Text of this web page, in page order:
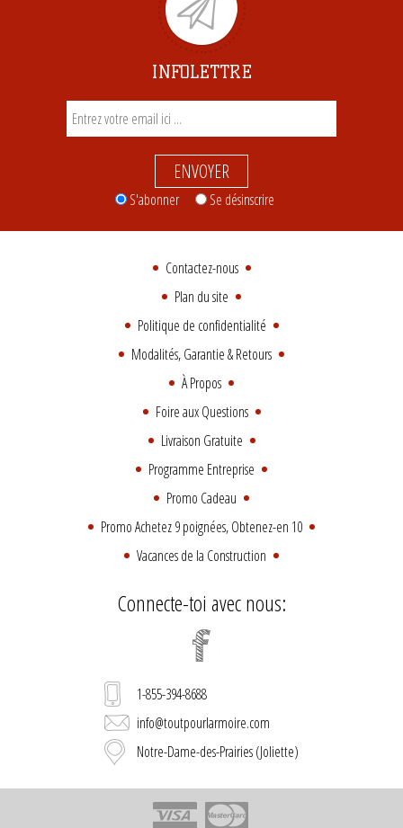
INFOLETTRE
ENVOYER
S'abonner Se désinscrire
Contactez-nous
Plan du site
Politique de confidentialité
Modalités, Garantie & Retours
À Propos
Foire aux Questions
Livraison Gratuite
Programme Entreprise
Promo Cadeau
Promo Achetez 9 poignées, Obtenez-en 10
Vacances de la Construction
Connecte-toi avec nous:
1-855-394-8688
info@toutpourlarmoire.com
Notre-Dame-des-Prairies (Joliette)